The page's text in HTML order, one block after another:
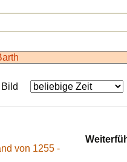
Bild
von 1255 -